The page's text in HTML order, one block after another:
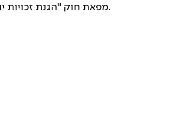
מפאת חוק "הגנת זכויות יוצרים", מובא להלן קישור למאמר בלבד. לקריאתו בטקסט מלא, אנא פנה לספרייה הרפואית הזמינה לך.